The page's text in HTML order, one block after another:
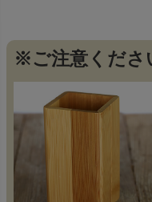
※ご注意くださ